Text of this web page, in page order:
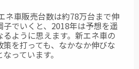
ネ車販売台数は約78万台まで伸
でいくと、2018年は予想を遥
ように思えます。新エネ車の
を打っても、なかなか伸びな
っています。